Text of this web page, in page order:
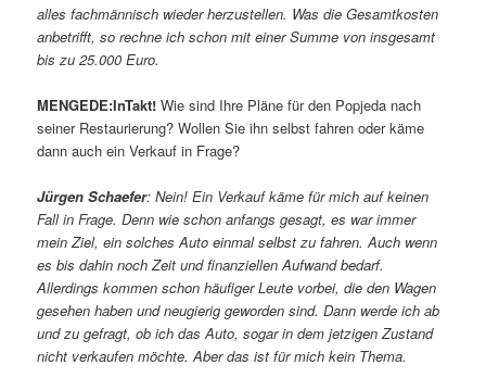
alles fachmännisch wieder herzustellen. Was die Gesamtkosten
anbetrifft, so rechne ich schon mit einer Summe von insgesamt
bis zu 25.000 Euro.
MENGEDE:InTakt!Wie sind Ihre Pläne für den Popjeda nach
seiner Restaurierung? Wollen Sie ihn selbst fahren oder käme
dann auch ein Verkauf in Frage?
Jürgen Schaefer: Nein! Ein Verkauf käme für mich auf keinen
Fall in Frage. Denn wie schon anfangs gesagt, es war immer
mein Ziel, ein solches Auto einmal selbst zu fahren. Auch wenn
es bis dahin noch Zeit und finanziellen Aufwand bedarf.
Allerdings kommen schon häufiger Leute vorbei, die den Wagen
gesehen haben und neugierig geworden sind. Dann werde ich ab
und zu gefragt, ob ich das Auto, sogar in dem jetzigen Zustand
nicht verkaufen möchte. Aber das ist für mich kein Thema.